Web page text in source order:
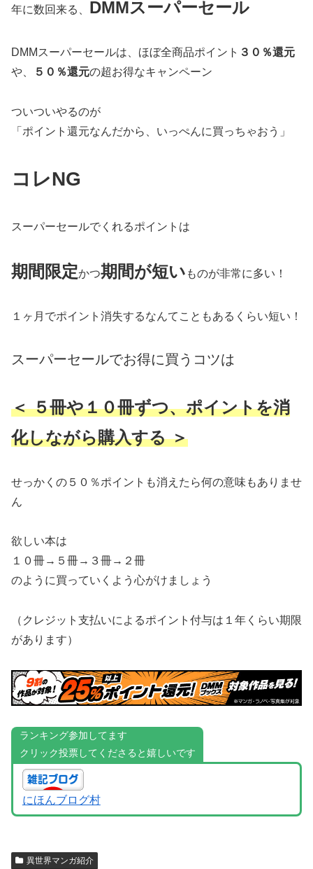
年に数回来る、 DMMスーパーセール
DMMスーパーセールは、ほぼ全商品ポイント ３０％還元
や、
５０％還元の超お得なキャンペーン
ついついやるのが
「ポイント還元なんだから、いっぺんに買っちゃおう」
コレNG
スーパーセールでくれるポイントは
期間限定かつ期間が短い ものが非常に多い！
１ヶ月でポイント消失するなんてこともあるくらい短い！
スーパーセールでお得に買うコツは
＜ ５冊や１０冊ずつ、ポイントを消
化しながら購入する ＞
せっかくの５０％ポイントも消えたら何の意味もありませ
ん
欲しい本は
１０冊→５冊→３冊→２冊
のように買っていくよう心がけましょう
（クレジット支払いによるポイント付与は１年くらい期限
があります）
ランキング参加してます
クリック投票してくださると嬉しいです
にほんブログ村
異世界マンガ紹介